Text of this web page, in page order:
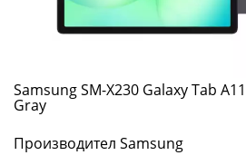
A11+
WiFi
Samsung SM-X230 Galaxy Tab
Gray
Производител Samsung